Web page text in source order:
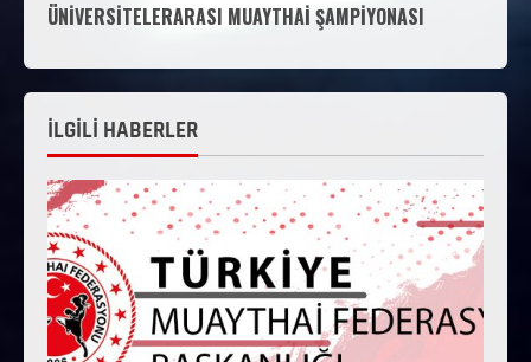
ÜNİVERSİTELERARASI MUAYTHAİ ŞAMPİYONASI
İLGİLİ HABERLER